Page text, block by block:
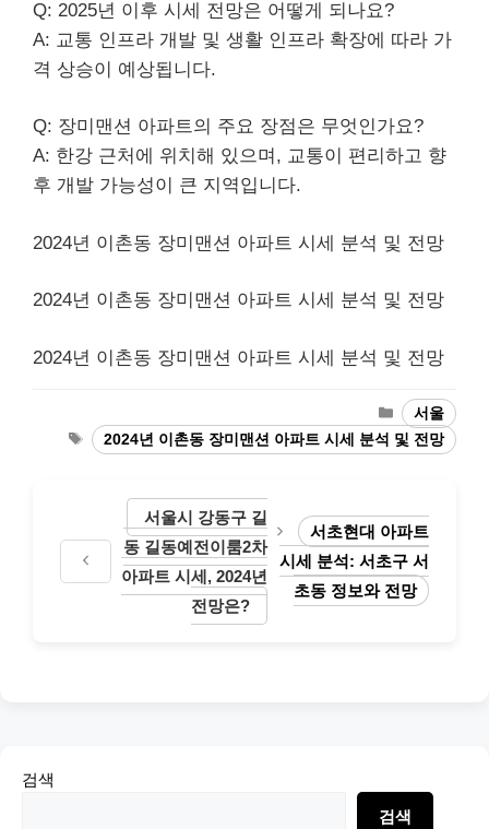
Q: 2025년 이후 시세 전망은 어떻게 되나요?
A: 교통 인프라 개발 및 생활 인프라 확장에 따라 가
격 상승이 예상됩니다.
Q: 장미맨션 아파트의 주요 장점은 무엇인가요?
A: 한강 근처에 위치해 있으며, 교통이 편리하고 향
후 개발 가능성이 큰 지역입니다.
2024년 이촌동 장미맨션 아파트 시세 분석 및 전망
2024년 이촌동 장미맨션 아파트 시세 분석 및 전망
2024년 이촌동 장미맨션 아파트 시세 분석 및 전망
Categories
서울
Tags
2024년 이촌동 장미맨션 아파트 시세 분석 및 전망
서울시 강동구 길
동 길동예전이룸2차
아파트 시세, 2024년
전망은?
서초현대 아파트
시세 분석: 서초구 서
초동 정보와 전망
검색
검색